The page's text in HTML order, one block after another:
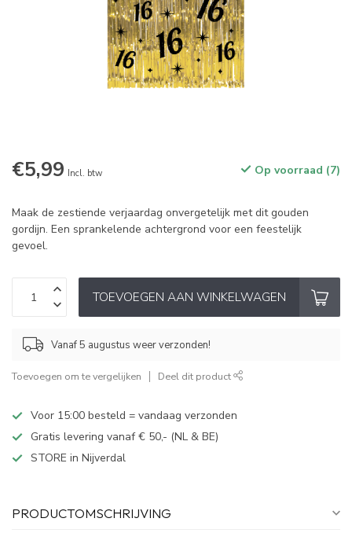
€5,99 Incl. btw Op voorraad (7)
Maak de zestiende verjaardag onvergetelijk met dit gouden
gordijn. Een sprankelende achtergrond voor een feestelijk
gevoel.
TOEVOEGEN AAN WINKELWAGEN
Vanaf 5 augustus weer verzonden!
Toevoegen om te vergelijken Deel dit product
Voor 15:00 besteld = vandaag verzonden
Gratis levering vanaf € 50,- (NL & BE)
STORE in Nijverdal
PRODUCTOMSCHRIJVING